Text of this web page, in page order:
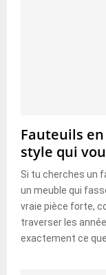
Fauteuils
style qui
Si tu cherches un
un meuble qui
vraie pièce forte,
traverser les
exactement ce